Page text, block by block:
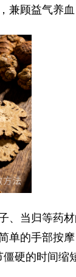
顾益气养血
当归等药材
单的手部按
硬的时间缩